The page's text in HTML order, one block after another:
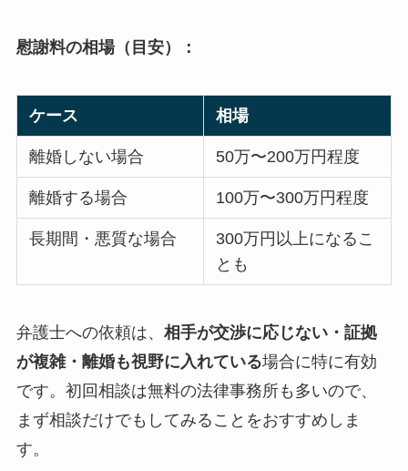
慰謝料の相場（目安）：
ケース 相場
離婚しない場合 50万〜200万円程度
離婚する場合 100万〜300万円程度
長期間・悪質な場合
300万円以上になるこ
とも
弁護士への依頼は、 相手が交渉に応じない・証拠
が複雑・離婚も視野に入れている場合に特に有効
です。初回相談は無料の法律事務所も多いので、
まず相談だけでもしてみることをおすすめしま
す。